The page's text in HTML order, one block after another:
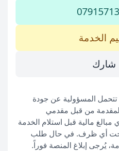
الخدمة
شارك
تتحمل المسؤولية عن جودة
من قبل مقدمي
مالية قبل استلام الخدمة
تحت أي ظرف. في حال طلب
يُرجى إبلاغ المنصة فوراً.